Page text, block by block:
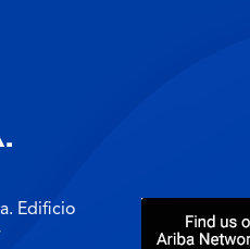
Edificio